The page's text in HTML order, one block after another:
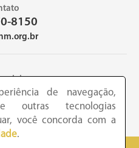
8150
de navegação,
outras tecnologias
você concorda com a
.